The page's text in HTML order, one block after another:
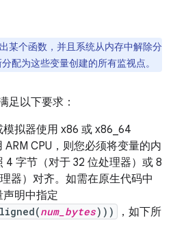
某个函数，并且系统从内存中解除分
配为这些变量创建的所有监视点。
足以下要求：
拟器使用 x86 或 x86_64
ARM CPU，则您必须将变量的内
4 字节（对于 32 位处理器）或 8
器）对齐。如需在原生代码中
明中指定
num_bytes)))
，如下所